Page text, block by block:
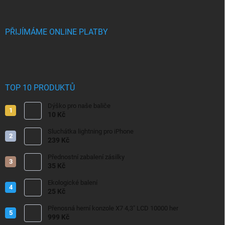
PŘIJÍMÁME ONLINE PLATBY
TOP 10 PRODUKTŮ
Dýško pro naše baliče
10 Kč
Sluchátka lightning pro iPhone
239 Kč
Přednostní zabalení zásilky
35 Kč
Ekologické balení
25 Kč
Přenosná herní konzole X7 4,3" LCD 10000 her
999 Kč